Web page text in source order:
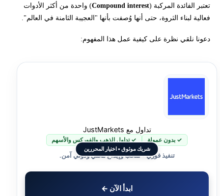
تعتبر الفائدة المركبة (Compound interest) واحدة من أكثر الأدوات
فعالية لبناء الثروة، حتى أنها وُصفت بأنها "العجيبة الثامنة في العالم".
دعونا نلقي نظرة على كيفية عمل هذا المفهوم:
شريك موثوق • اختيار المحررين
تداول مع JustMarkets
✓ بدون عمولة ✓ تداول الذهب والفوركس والأسهم
تنفيذ فوري • سحب وإيداع محلي ودولي آمن.
ابدأ الآن ←